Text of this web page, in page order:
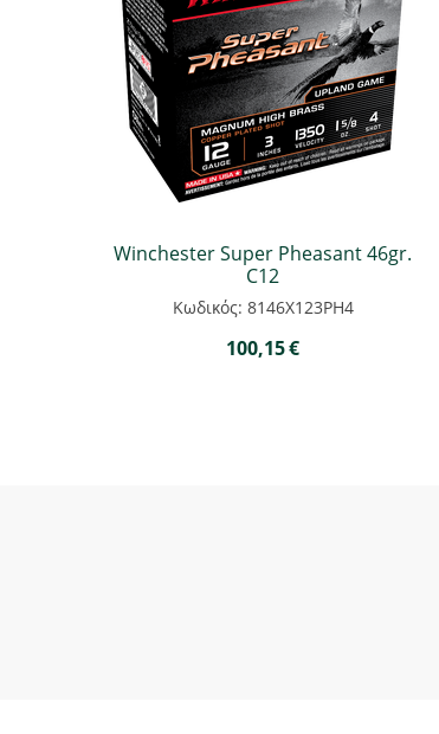
Winchester Super Pheasant 46gr.
C12
Κωδικός: 8146Χ123ΡΗ4
100,15€